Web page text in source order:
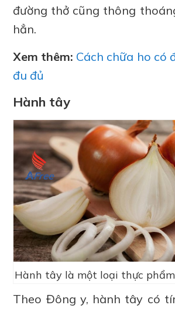
đường thở cũng thông
hẳn.
Xem thêm: Cách chữa ho có
đu đủ
Hành tây
Hành tây là một loại thực
Theo Đông y, hành tây có